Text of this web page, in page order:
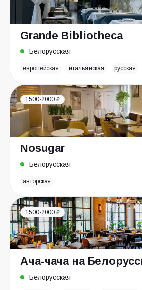
Grande Bibliotheca
Белорусская
европейская итальянская русская
1500-2000 ₽
Nosugar
Белорусская
авторская
1500-2000 ₽
Ача-чача на
Белорусская